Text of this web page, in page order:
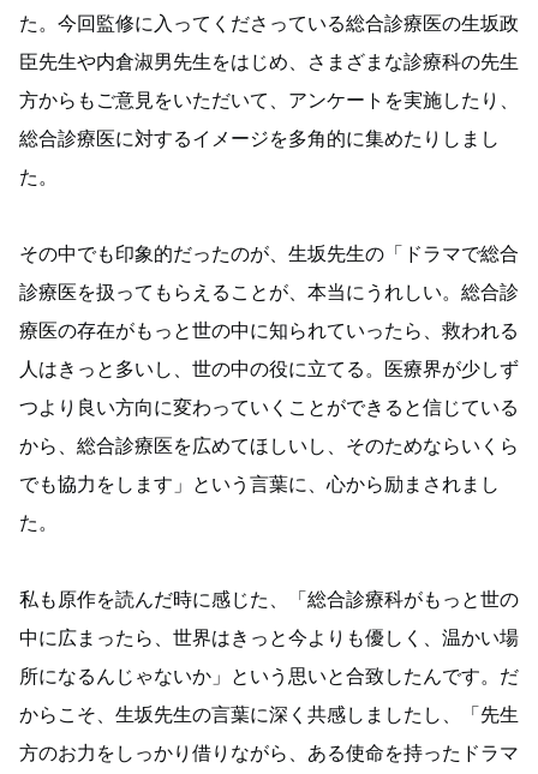
た。今回監修に入ってくださっている総合診療医の生坂政
臣先生や内倉淑男先生をはじめ、さまざまな診療科の先生
方からもご意見をいただいて、アンケートを実施したり、
総合診療医に対するイメージを多角的に集めたりしまし
た。
その中でも印象的だったのが、生坂先生の「ドラマで総合
診療医を扱ってもらえることが、本当にうれしい。総合診
療医の存在がもっと世の中に知られていったら、救われる
人はきっと多いし、世の中の役に立てる。医療界が少しず
つより良い方向に変わっていくことができると信じている
から、総合診療医を広めてほしいし、そのためならいくら
でも協力をします」という言葉に、心から励まされまし
た。
私も原作を読んだ時に感じた、「総合診療科がもっと世の
中に広まったら、世界はきっと今よりも優しく、温かい場
所になるんじゃないか」という思いと合致したんです。だ
からこそ、生坂先生の言葉に深く共感しましたし、「先生
方のお力をしっかり借りながら、ある使命を持ったドラマ